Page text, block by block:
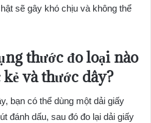
sẽ gây khó chịu và không thể
thước đo loại nào
và thước dây?
bạn có thể dùng một dải giấy
đánh dấu, sau đó đo lại dải giấy